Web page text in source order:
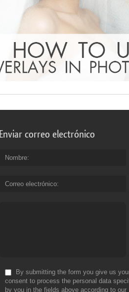
Enviar correo electrónico
Nombre
Correo electrónico
By submitting the form you give us
consent to process the personal data
by you in the fields above according to our